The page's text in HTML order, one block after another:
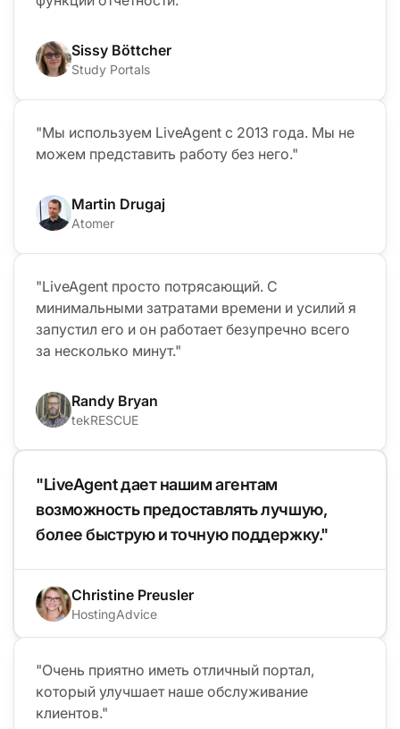
Sissy Böttcher
Study Portals
"Мы используем LiveAgent с 2013 года. Мы не
можем представить работу без него."
Martin Drugaj
Atomer
"LiveAgent просто потрясающий. С
минимальными затратами времени и усилий я
запустил его и он работает безупречно всего
за несколько минут."
Randy Bryan
tekRESCUE
"LiveAgent дает нашим агентам
возможность предоставлять лучшую,
более быструю и точную поддержку."
Christine Preusler
HostingAdvice
"Очень приятно иметь отличный портал,
который улучшает наше обслуживание
клиентов."